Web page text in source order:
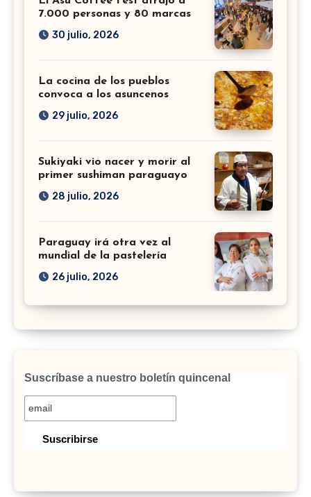
7.000 personas y 80 marcas
30 julio, 2026
La cocina de los pueblos
convoca a los asuncenos
29 julio, 2026
Sukiyaki vio nacer y morir al
primer sushiman paraguayo
28 julio, 2026
Paraguay irá otra vez al
mundial de la pastelería
26 julio, 2026
Suscríbase a nuestro boletín quincenal